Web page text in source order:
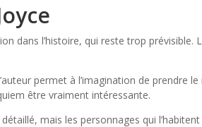
dans l’histoire, qui reste trop prévisible.
permet à l’imagination de prendre le
être vraiment intéressante.
mais les personnages qui